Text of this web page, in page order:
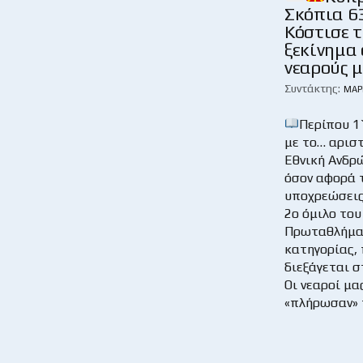
Σκόπια
Κόστισε
ξεκίνημα
νεαρούς
Συντάκτης:
Περίπου
με το…
Εθνική
όσον αφορά
2ο όμιλο
κατηγορίας,
διεξάγεται
Οι νεαροί
«πλήρωσαν»